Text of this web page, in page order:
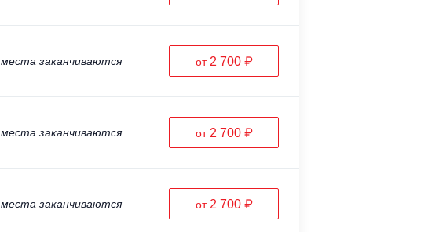
места заканчиваются от 2 700 ₽
места заканчиваются от 2 700 ₽
места заканчиваются от 2 700 ₽